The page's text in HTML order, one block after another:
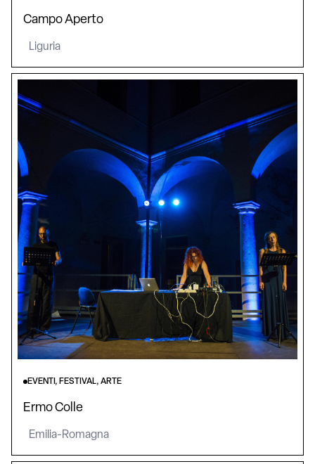
Campo Aperto
Liguria
EVENTI, FESTIVAL, ARTE
Ermo Colle
Emilia-Romagna